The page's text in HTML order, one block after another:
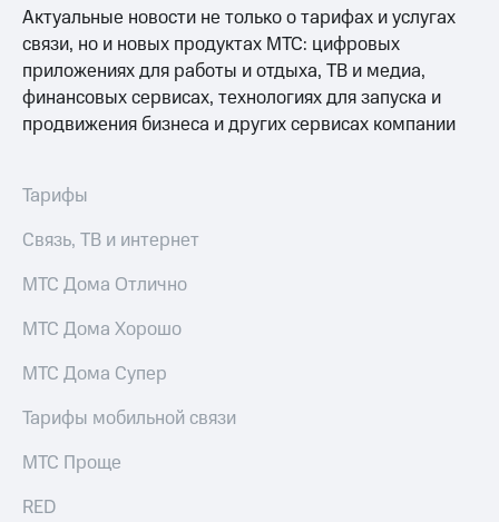
Актуальные новости не только о тарифах и услугах
связи, но и новых продуктах МТС: цифровых
приложениях для работы и отдыха, ТВ и медиа,
финансовых сервисах, технологиях для запуска и
продвижения бизнеса и других сервисах компании
Тарифы
Связь, ТВ и интернет
МТС Дома Отлично
МТС Дома Хорошо
МТС Дома Супер
Тарифы мобильной связи
МТС Проще
RED